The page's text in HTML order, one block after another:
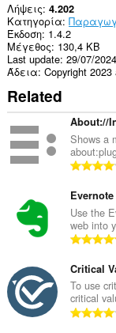
Λήψεις 4.202
Κατηγορία
Έκδοση 1.4.2
Μέγεθος 130,4 KB
Last update 29/07/2024
Άδεια Copyright 2023
Related
About://
Shows a
Use the
web into
Critical
To use
critical